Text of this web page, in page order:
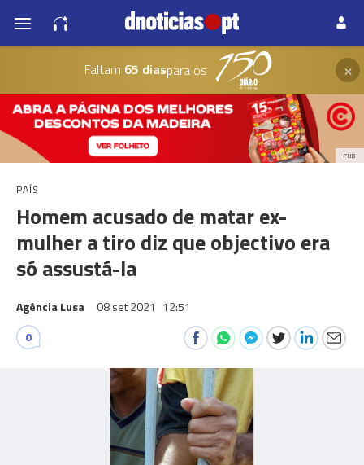
Faltam 65 diaspara os ×
PUB
PAÍS
Homem acusado de matar ex-
mulher a tiro diz que objectivo era
só assustá-la
Agência Lusa 08 set 2021 12:51
0